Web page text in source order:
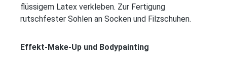
flüssigem Latex verkleben. Zur Fertigung
rutschfester Sohlen an Socken und Filzschuhen.
Effekt-Make-Up und Bodypainting